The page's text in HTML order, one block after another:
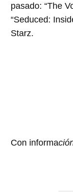
pasado: “The
“Seduced:
Starz.
Con informa